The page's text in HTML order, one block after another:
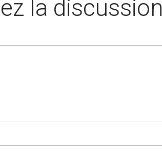
la discussion